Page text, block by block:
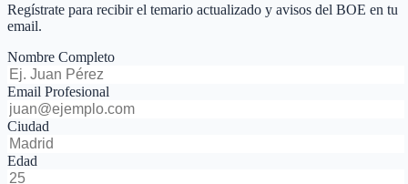
Regístrate para recibir el temario actualizado y avisos del BOE en tu
email.
Nombre Completo
Email Profesional
Ciudad
Edad